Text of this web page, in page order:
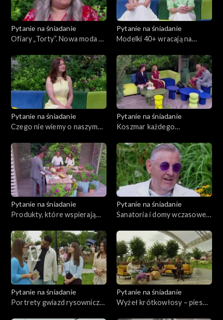
Pytanie na śniadanie
Ofiary „Torty”. Nowa moda na
powodu wagi
Pytanie na śniadanie
Modelki 40+ wracają na
Pytanie na śniadanie
Czego nie wiemy o naszym
Pytanie na śniadanie
Koszmar każdego
Pytanie na śniadanie
Produkty, które wspierają
Pytanie na śniadanie
Sanatoria i domy wczasowe z
Pytanie na śniadanie
Portrety gwiazd rysowniczki
Pytanie na śniadanie
Wyżeł krótkowłosy – pies